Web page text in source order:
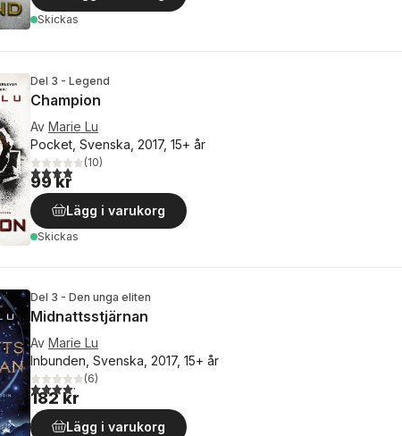
Skickas
Del 3 - Legend
Champion
Av Marie Lu
Pocket, Svenska, 2017, 15+ år
3,9utav 5 stjärnor. Totalt antal röster:
(10)
99 kr
Lägg i varukorg
Skickas
Del 3 - Den unga eliten
Midnattsstjärnan
Av Marie Lu
Inbunden, Svenska, 2017, 15+ år
4,2utav 5 stjärnor. Totalt antal röster:
(6)
182 kr
Lägg i varukorg